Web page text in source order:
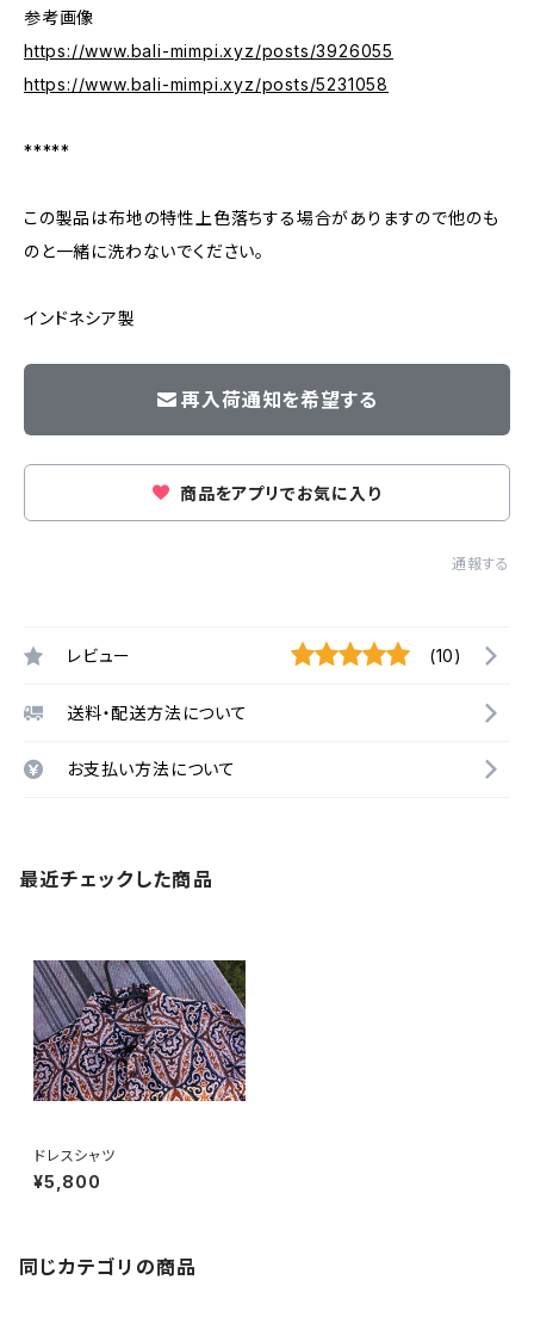
参考画像
https://www.bali-mimpi.xyz/posts/3926055
https://www.bali-mimpi.xyz/posts/5231058
*****
この製品は布地の特性上色落ちする場合がありますので他のも
のと一緒に洗わないでください。
インドネシア製
再入荷通知を希望する
商品をアプリでお気に入り
通報する
レビュー (10)
送料・配送方法について
お支払い方法について
最近チェックした商品
ドレスシャツ
¥5,800
同じカテゴリの商品